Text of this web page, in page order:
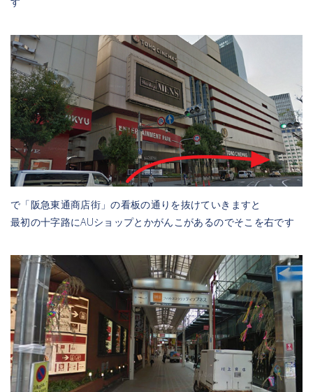
で「阪急東通商店街」の看板の通りを抜けていきますと
最初の十字路にAUショップとかがんこがあるのでそこを右です